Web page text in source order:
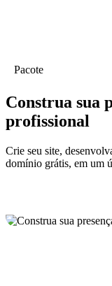
Pacote
Construa sua
profissional
Crie seu site,
domínio grátis, em um